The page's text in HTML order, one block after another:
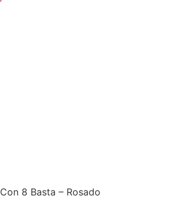
8 Basta – Rosado